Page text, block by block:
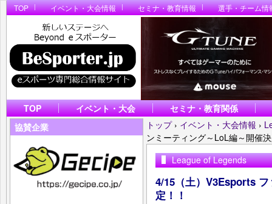
TOP イベント・大会情報 セミナ・教育情報 選手・チーム情
TOP イベント・大会
セミナ・教育関係
協賛企業
トップ › イベント・大会情報 ›
ンミーティング～LoL編～開催
League of Legends
4/15（土）V3Esports
定！！